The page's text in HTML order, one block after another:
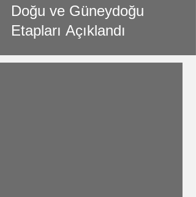
Doğu ve Güneydoğu
Etapları Açıklandı